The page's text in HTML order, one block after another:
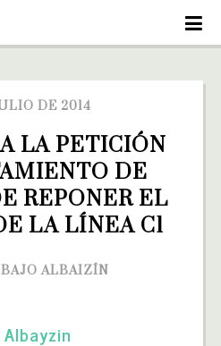
DE 2014
LA PETICIÓN
DE
REPONER EL
LA LÍNEA C1
BAJO ALBAIZÍN